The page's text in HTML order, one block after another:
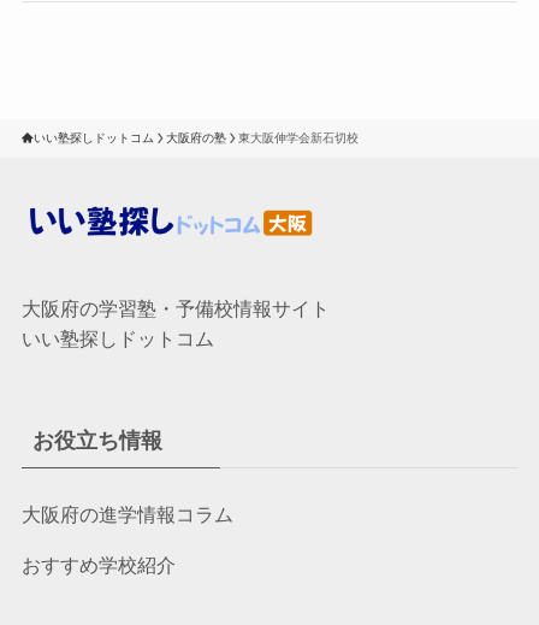
いい塾探しドットコム 大阪府の塾 東大阪伸学会新石切校
大阪府の学習塾・予備校情報サイト
いい塾探しドットコム
お役立ち情報
大阪府の進学情報コラム
おすすめ学校紹介